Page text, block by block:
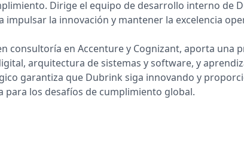
Dirige el equipo de desarrollo interno de
impulsar la innovación y mantener la excelencia
consultoría en Accenture y Cognizant, aporta una
arquitectura de sistemas y software, y
garantiza que Dubrink siga innovando y
para los desafíos de cumplimiento global.